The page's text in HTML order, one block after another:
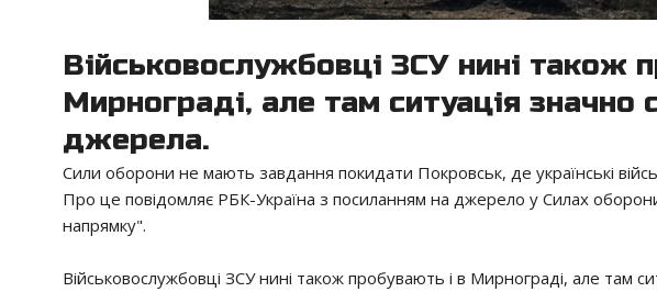
Військовослужбовці ЗСУ нині також
Мирнограді, але там ситуація значно
джерела.
Сили оборони не мають завдання покидати Покровськ, де українські
Про це повідомляє РБК-Україна з посиланням на джерело у Силах
напрямку".
Військовослужбовці ЗСУ нині також пробувають і в Мирнограді, але там